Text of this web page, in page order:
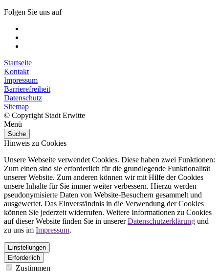
Folgen Sie uns auf
Startseite
Kontakt
Impressum
Barrierefreiheit
Datenschutz
Sitemap
© Copyright Stadt Erwitte
Menü
Suche
Hinweis zu Cookies
Unsere Webseite verwendet Cookies. Diese haben zwei Funktionen:
Zum einen sind sie erforderlich für die grundlegende Funktionalität
unserer Website. Zum anderen können wir mit Hilfe der Cookies
unsere Inhalte für Sie immer weiter verbessern. Hierzu werden
pseudonymisierte Daten von Website-Besuchern gesammelt und
ausgewertet. Das Einverständnis in die Verwendung der Cookies
können Sie jederzeit widerrufen. Weitere Informationen zu Cookies
auf dieser Website finden Sie in unsererDatenschutzerklärung und
zu uns im Impressum.
Einstellungen
Erforderlich
Zustimmen